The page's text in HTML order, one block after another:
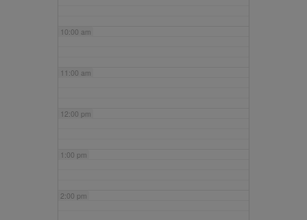
10:00 am
11:00 am
12:00 pm
1:00 pm
2:00 pm